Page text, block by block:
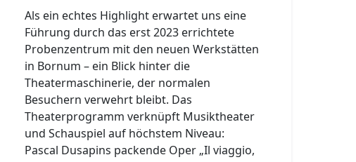
Als ein echtes Highlight erwartet uns eine
Führung durch das erst 2023 errichtete
Probenzentrum mit den neuen Werkstätten
in Bornum – ein Blick hinter die
Theatermaschinerie, der normalen
Besuchern verwehrt bleibt. Das
Theaterprogramm verknüpft Musiktheater
und Schauspiel auf höchstem Niveau:
Pascal Dusapins packende Oper „Il viaggio,